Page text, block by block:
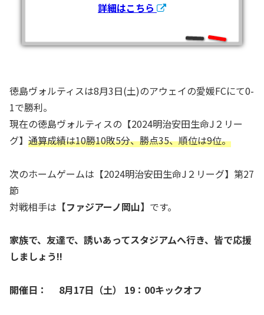
詳細はこちら
徳島ヴォルティスは8月3日(土)のアウェイの愛媛FCにて0-
1で勝利。
現在の徳島ヴォルティスの【2024明治安田生命J２リー
グ】 通算成績は10勝10敗5分、勝点35、順位は9位。
次のホームゲームは【2024明治安田生命J２リーグ】第27
節
対戦相手は 【ファジアーノ岡山】 です。
家族で、友達で、誘いあってスタジアムへ行き、皆で応援
しましょう!!
開催日： 8月17日（土） 19：00キックオフ